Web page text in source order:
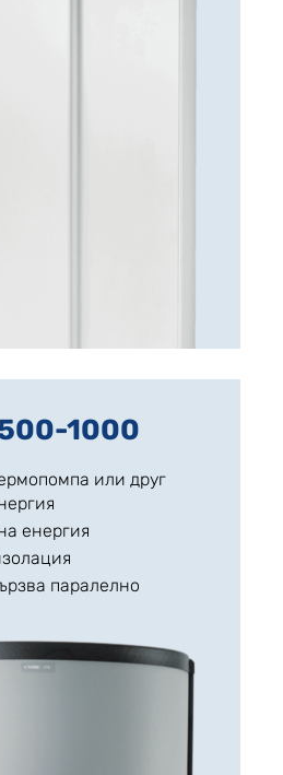
500-1000
или друг
енергия
паралелно